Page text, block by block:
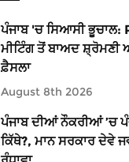
ਪੰਜਾਬ 'ਚ ਸਿਆਸੀ ਭੂਚਾਲ:
ਮੀਟਿੰਗ ਤੋਂ ਬਾਅਦ ਸ਼੍ਰੋਮਣੀ
ਫ਼ੈਸਲਾ
August 8th 2026
ਪੰਜਾਬ ਦੀਆਂ ਨੌਕਰੀਆਂ ’ਚ
ਕਿੱਥੇ?, ਮਾਨ ਸਰਕਾਰ ਦੇਵੇ